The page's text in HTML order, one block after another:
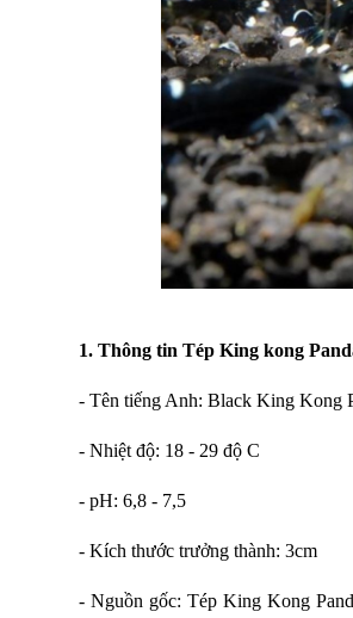
1. Thông tin Tép King kong
- Tên tiếng Anh: Black King Kong
- Nhiệt độ: 18 - 29 độ C
- pH: 6,8 - 7,5
- Kích thước trưởng thành: 3cm
- Nguồn gốc: Tép King Kong